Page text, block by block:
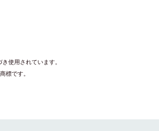
使用されています。
標です。